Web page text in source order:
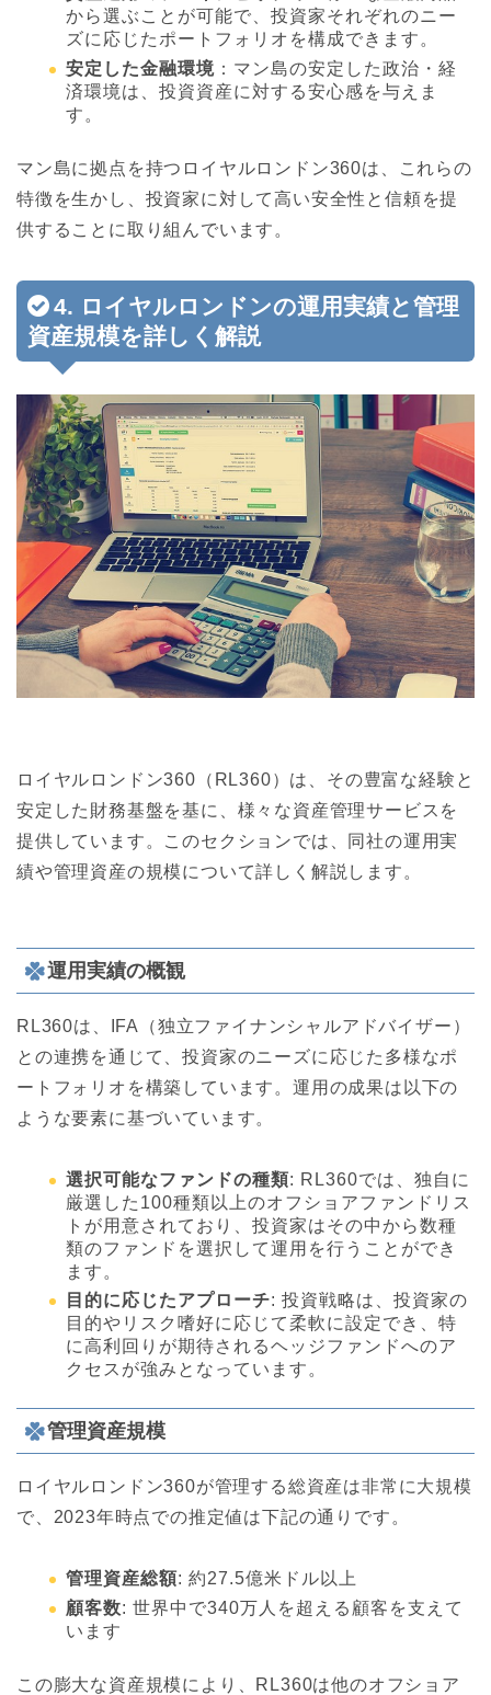
から選ぶことが可能で、投資家それぞれのニー
ズに応じたポートフォリオを構成できます。
安定した金融環境 ：マン島の安定した政治・経
済環境は、投資資産に対する安心感を与えま
す。
マン島に拠点を持つロイヤルロンドン360は、これらの
特徴を生かし、投資家に対して高い安全性と信頼を提
供することに取り組んでいます。
4. ロイヤルロンドンの運用実績と管理
資産規模を詳しく解説
ロイヤルロンドン360（RL360）は、その豊富な経験と
安定した財務基盤を基に、様々な資産管理サービスを
提供しています。このセクションでは、同社の運用実
績や管理資産の規模について詳しく解説します。
運用実績の概観
RL360は、IFA（独立ファイナンシャルアドバイザー）
との連携を通じて、投資家のニーズに応じた多様なポ
ートフォリオを構築しています。運用の成果は以下の
ような要素に基づいています。
選択可能なファンドの種類: RL360では、独自に
厳選した100種類以上のオフショアファンドリス
トが用意されており、投資家はその中から数種
類のファンドを選択して運用を行うことができ
ます。
目的に応じたアプローチ: 投資戦略は、投資家の
目的やリスク嗜好に応じて柔軟に設定でき、特
に高利回りが期待されるヘッジファンドへのア
クセスが強みとなっています。
管理資産規模
ロイヤルロンドン360が管理する総資産は非常に大規模
で、2023年時点での推定値は下記の通りです。
管理資産総額: 約27.5億米ドル以上
顧客数: 世界中で340万人を超える顧客を支えて
います
この膨大な資産規模により、RL360は他のオフショア